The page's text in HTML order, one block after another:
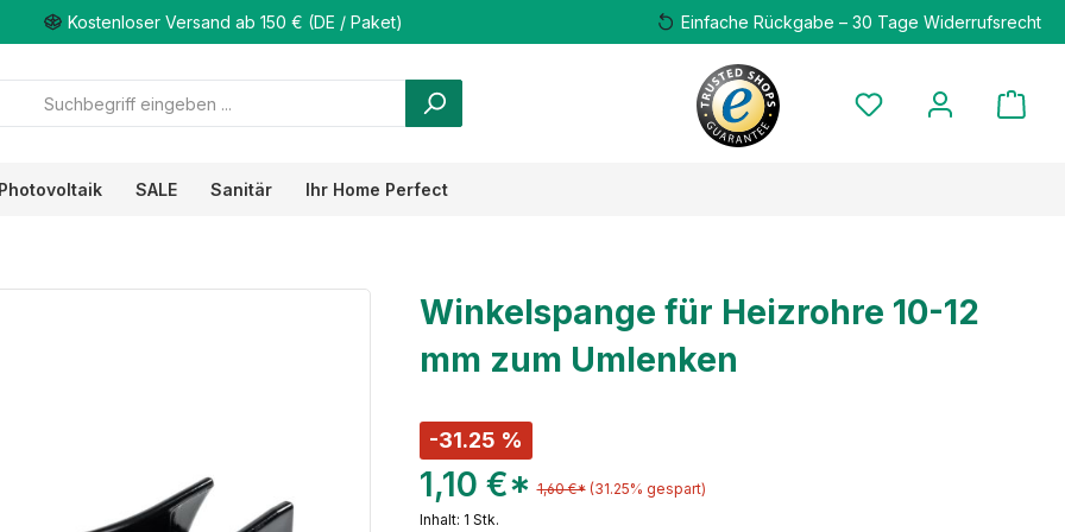
Kostenloser Versand ab 150 € (DE / Paket) Einfache Rückgabe – 30 Tage Widerrufsrecht
Photovoltaik SALE Sanitär Ihr Home Perfect
Winkelspange für Heizrohre 10-12
mm zum Umlenken
-31.25 %
1,10 €* 1,60 €* (31.25% gespart)
Inhalt: 1 Stk.